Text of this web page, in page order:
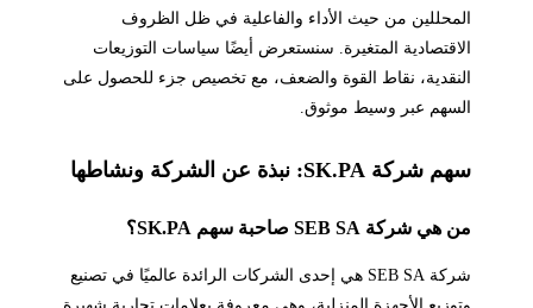
المحللين من حيث الأداء والفاعلية في ظل الظروف
الاقتصادية المتغيرة. سنستعرض أيضًا سياسات التوزيعات
النقدية، نقاط القوة والضعف، مع تخصيص جزء للحصول على
السهم عبر وسيط موثوق.
سهم شركة SK.PA: نبذة عن الشركة ونشاطها
من هي شركة SEB SA صاحبة سهم SK.PA؟
شركة SEB SA هي إحدى الشركات الرائدة عالميًا في تصنيع